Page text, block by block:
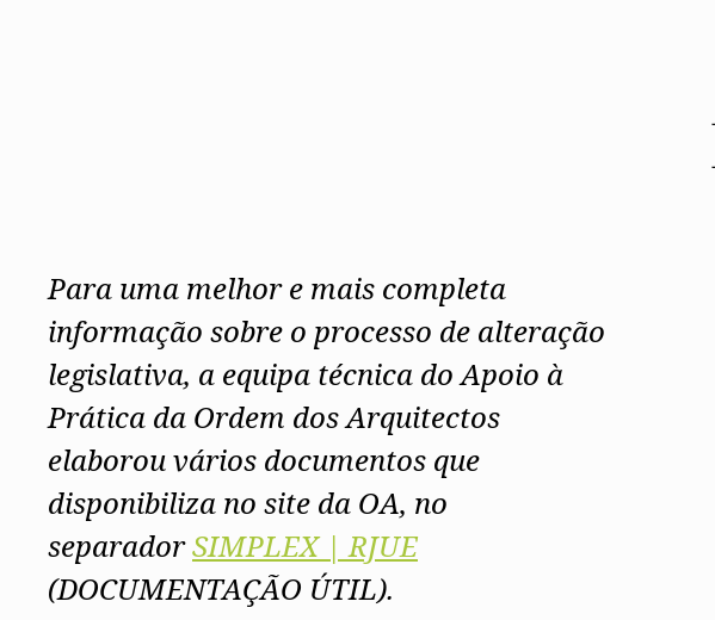
Para uma melhor e mais completa
informação sobre o processo de alteração
legislativa, a equipa técnica do Apoio à
Prática da Ordem dos Arquitectos
elaborou vários documentos que
disponibiliza no site da OA, no
separadorSIMPLEX | RJUE
(DOCUMENTAÇÃO ÚTIL).